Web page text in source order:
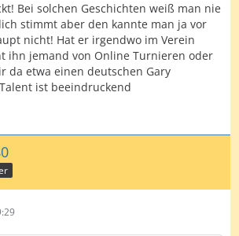
Bei solchen Geschichten weiß man nie
stimmt aber den kannte man ja vor
nicht! Hat er irgendwo im Verein
ihn jemand von Online Turnieren oder
da etwa einen deutschen Gary
ist beeindruckend